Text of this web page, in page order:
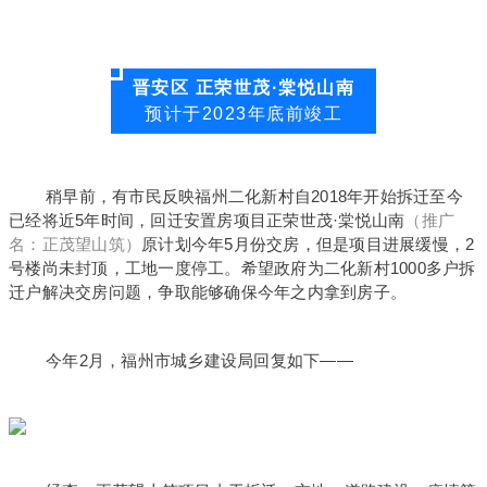
晋安区 正荣世茂·棠悦山南
预计于2023年底前竣工
稍早前，有市民反映福州二化新村自2018年开始拆迁至今
已经将近5年时间，回迁安置房项目正荣世茂·棠悦山南 （推广
名：正茂望山筑）
原计划今年5月份交房，但是项目进展缓慢，2
号楼尚未封顶，工地一度停工。希望政府为二化新村1000多户拆
迁户解决交房问题，争取能够确保今年之内拿到房子。
今年2月，福州市城乡建设局回复如下——